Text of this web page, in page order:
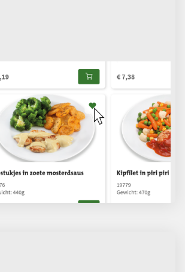
maaltijden opslaan
ingelogd kunt u op het witte hartje
maaltijd als favoriet op te slaan.
krijgen een groen hartje èn zijn
te vinden in uw profiel.